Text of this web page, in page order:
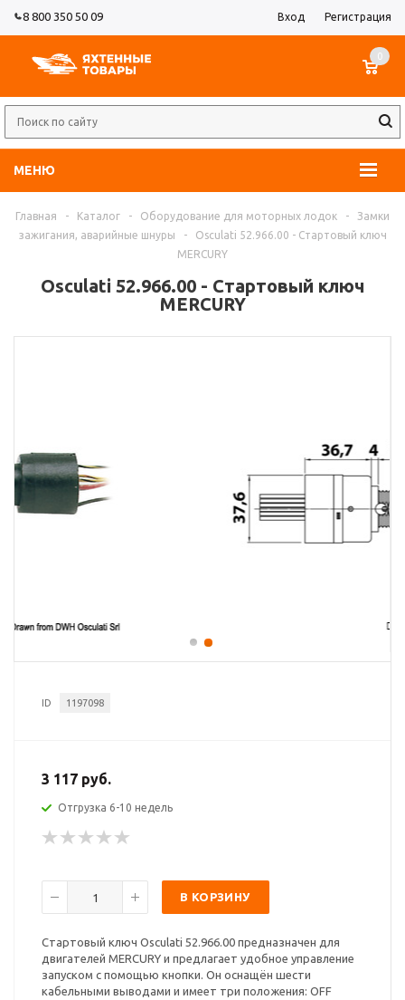
8 800 350 50 09 Вход Регистрация
МЕНЮ
0
Главная - Каталог - Оборудование для моторных лодок -
Замки
зажигания, аварийные шнуры
-
Osculati 52.966.00 - Стартовый ключ
MERCURY
Osculati 52.966.00 - Стартовый ключ
MERCURY
ID 1197098
3 117 руб.
Отгрузка 6-10 недель
В КОРЗИНУ
Стартовый ключ Osculati 52.966.00 предназначен для
двигателей MERCURY и предлагает удобное управление
запуском с помощью кнопки. Он оснащён шести
кабельными выводами и имеет три положения: OFF